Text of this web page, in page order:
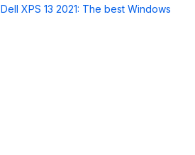
Dell XPS 13 2021: The best Windows